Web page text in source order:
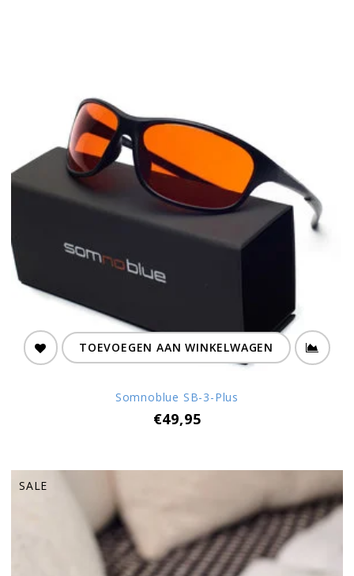
TOEVOEGEN AAN WINKELWAGEN
Somnoblue SB-3-Plus
€49,95
SALE